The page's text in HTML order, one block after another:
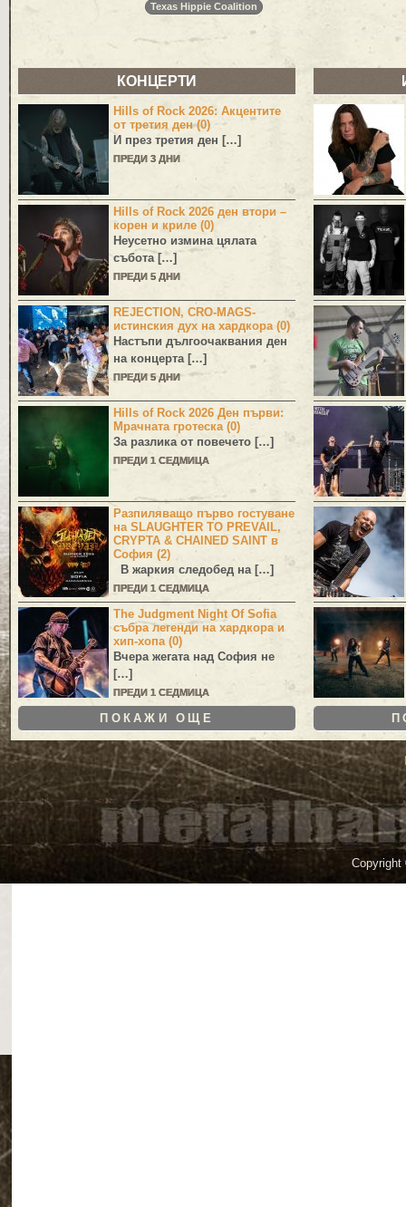
Texas Hippie Coalition
КОНЦЕРТИ
Hills of Rock 2026: Акцентите
от третия ден (0)
И през третия ден […]
ПРЕДИ 3 ДНИ
Hills of Rock 2026 ден втори –
корен и криле (0)
Неусетно измина цялата
събота […]
ПРЕДИ 5 ДНИ
REJECTION, CRO-MAGS-
истинския дух на хардкора (0)
Настъпи дългоочаквания ден
на концерта […]
ПРЕДИ 5 ДНИ
Hills of Rock 2026 Ден първи:
Мрачната гротеска (0)
За разлика от повечето […]
ПРЕДИ 1 СЕДМИЦА
Разпиляващо първо гостуване
на SLAUGHTER TO PREVAIL,
CRYPTA & CHAINED SAINT в
София (2)
В жаркия следобед на […]
ПРЕДИ 1 СЕДМИЦА
The Judgment Night Of Sofia
събра легенди на хардкора и
хип-хопа (0)
Вчера жегата над София не
[…]
ПРЕДИ 1 СЕДМИЦА
ПОКАЖИ ОЩЕ